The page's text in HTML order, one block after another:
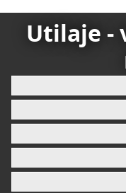
Utilaje -